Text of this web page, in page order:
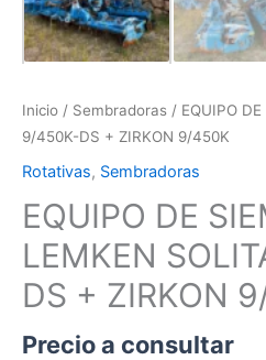
Inicio / Sembradoras / EQUIPO
9/450K-DS + ZIRKON 9/450K
Rotativas, Sembradoras
EQUIPO DE
LEMKEN
DS + ZIRKON
Precio a consultar